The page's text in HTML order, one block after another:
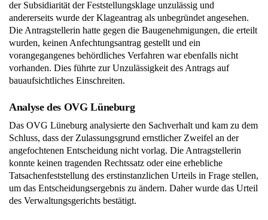
der Subsidiarität der Feststellungsklage unzulässig und
andererseits wurde der Klageantrag als unbegründet angesehen.
Die Antragstellerin hatte gegen die Baugenehmigungen, die erteilt
wurden, keinen Anfechtungsantrag gestellt und ein
vorangegangenes behördliches Verfahren war ebenfalls nicht
vorhanden. Dies führte zur Unzulässigkeit des Antrags auf
bauaufsichtliches Einschreiten.
Analyse des OVG Lüneburg
Das OVG Lüneburg analysierte den Sachverhalt und kam zu dem
Schluss, dass der Zulassungsgrund ernstlicher Zweifel an der
angefochtenen Entscheidung nicht vorlag. Die Antragstellerin
konnte keinen tragenden Rechtssatz oder eine erhebliche
Tatsachenfeststellung des erstinstanzlichen Urteils in Frage stellen,
um das Entscheidungsergebnis zu ändern. Daher wurde das Urteil
des Verwaltungsgerichts bestätigt.